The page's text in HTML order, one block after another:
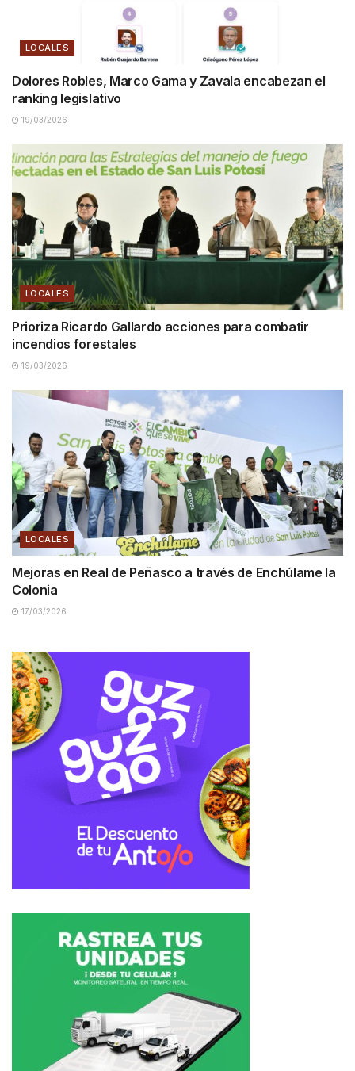
LOCALES
Dolores Robles, Marco Gama y Zavala encabezan el
ranking legislativo
19/03/2026
LOCALES
Prioriza Ricardo Gallardo acciones para combatir
incendios forestales
19/03/2026
LOCALES
Mejoras en Real de Peñasco a través de Enchúlame la
Colonia
17/03/2026